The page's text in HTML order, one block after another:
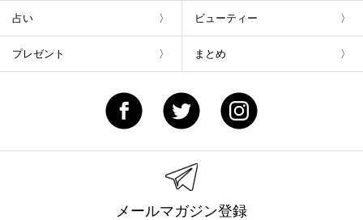
占い ビューティー
プレゼント まとめ
メールマガジン登録